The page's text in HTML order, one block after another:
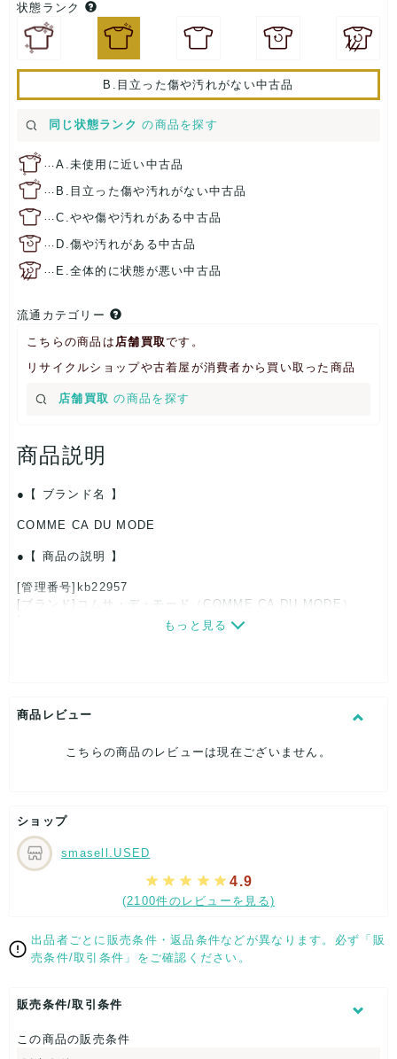
状態ランク
B.目立った傷や汚れがない中古品
同じ状態ランク の商品を探す
…A.未使用に近い中古品
… B.目立った傷や汚れがない中古品
…C.やや傷や汚れがある中古品
… D.傷や汚れがある中古品
… E.全体的に状態が悪い中古品
流通カテゴリー
こちらの商品は 店舗買取です。
リサイクルショップや古着屋が消費者から買い取った商品
店舗買取 の商品を探す
商品説明
【 ブランド名 】
COMME CA DU MODE
【 商品の説明 】
[管理番号]kb22957
[ブランド]コムサ・デ・モード（COMME CA DU MODE）
穴の数：5
バックル高さ：約3.5cm
[付属品]なし
こちらはUSED品になりますが、
特記する程のダメージはなく、状態良好なお品になります。
ダメージがある場合はできる限り、撮影しておりますので、
ご確認下さいませ。
[状態追記]部分的に若干汚れ有。
【 サイズ・容量 】
穴の数：5
バックル幅：約3.5cm
もっと見る
商品レビュー
こちらの商品のレビューは現在ございません。
ショップ
smasell.USED
4.9
(2100件のレビューを見る)
出品者ごとに販売条件・返品条件などが異なります。必ず「販
売条件/取引条件」をご確認ください。
販売条件/取引条件
この商品の販売条件